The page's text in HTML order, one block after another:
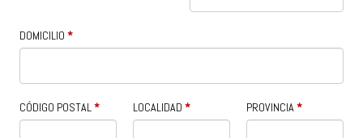
DOMICILIO *
CÓDIGO POSTAL* LOCALIDAD * PROVINCIA*